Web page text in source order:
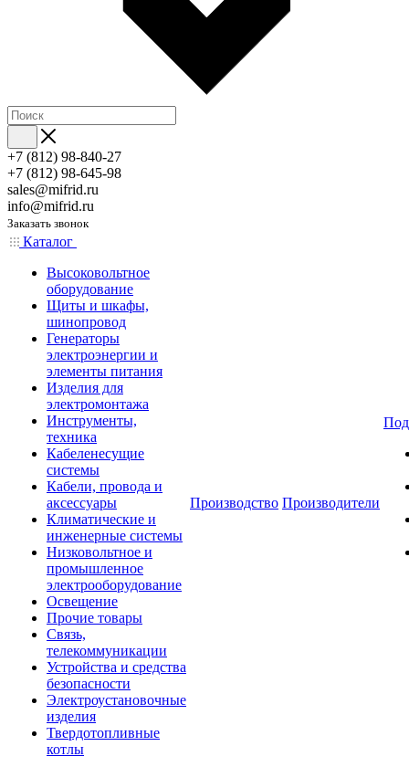
+7 (812) 98-840-27
+7 (812) 98-645-98
sales@mifrid.ru
info@mifrid.ru
Заказать звонок
Каталог
Высоковольтное
оборудование
Щиты и шкафы,
шинопровод
Генераторы
электроэнергии и
элементы питания
Изделия для
электромонтажа
Инструменты,
техника
Кабеленесущие
системы
Кабели, провода и
аксессуары
Климатические и
инженерные системы
Низковольтное и
промышленное
электрооборудование
Освещение
Прочие товары
Связь,
телекоммуникации
Устройства и средства
безопасности
Электроустановочные
изделия
Твердотопливные
котлы
Производство Производители